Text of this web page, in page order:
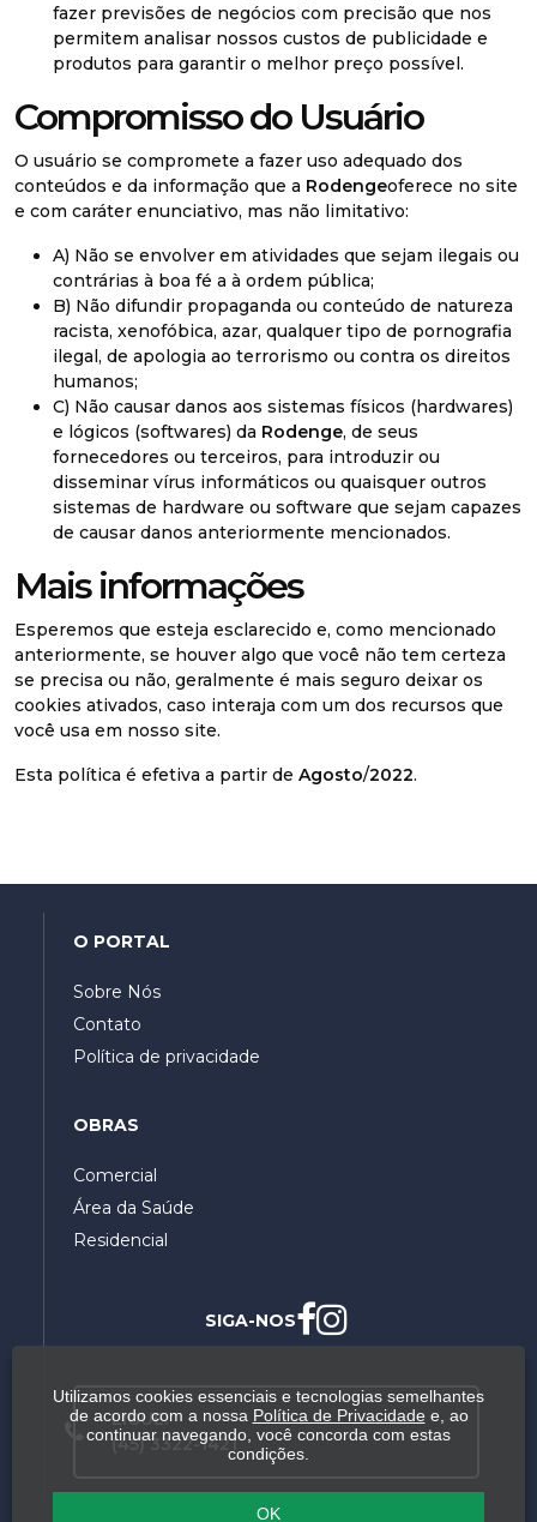
fazer previsões de negócios com precisão que nos
permitem analisar nossos custos de publicidade e
produtos para garantir o melhor preço possível.
Compromisso do Usuário
O usuário se compromete a fazer uso adequado dos
conteúdos e da informação que a Rodengeoferece no site
e com caráter enunciativo, mas não limitativo:
A) Não se envolver em atividades que sejam ilegais ou
contrárias à boa fé a à ordem pública;
B) Não difundir propaganda ou conteúdo de natureza
racista, xenofóbica, azar, qualquer tipo de pornografia
ilegal, de apologia ao terrorismo ou contra os direitos
humanos;
C) Não causar danos aos sistemas físicos (hardwares)
e lógicos (softwares) da Rodenge, de seus
fornecedores ou terceiros, para introduzir ou
disseminar vírus informáticos ou quaisquer outros
sistemas de hardware ou software que sejam capazes
de causar danos anteriormente mencionados.
Mais informações
Esperemos que esteja esclarecido e, como mencionado
anteriormente, se houver algo que você não tem certeza
se precisa ou não, geralmente é mais seguro deixar os
cookies ativados, caso interaja com um dos recursos que
você usa em nosso site.
Esta política é efetiva a partir de Agosto/2022.
O PORTAL
Sobre Nós
Contato
Política de privacidade
OBRAS
Comercial
Área da Saúde
Residencial
SIGA-NOS
LIGUE:
(45) 3322-1421
Utilizamos cookies essenciais e tecnologias semelhantes
de acordo com a nossa Política de Privacidadee, ao
continuar navegando, você concorda com estas
condições.
OK